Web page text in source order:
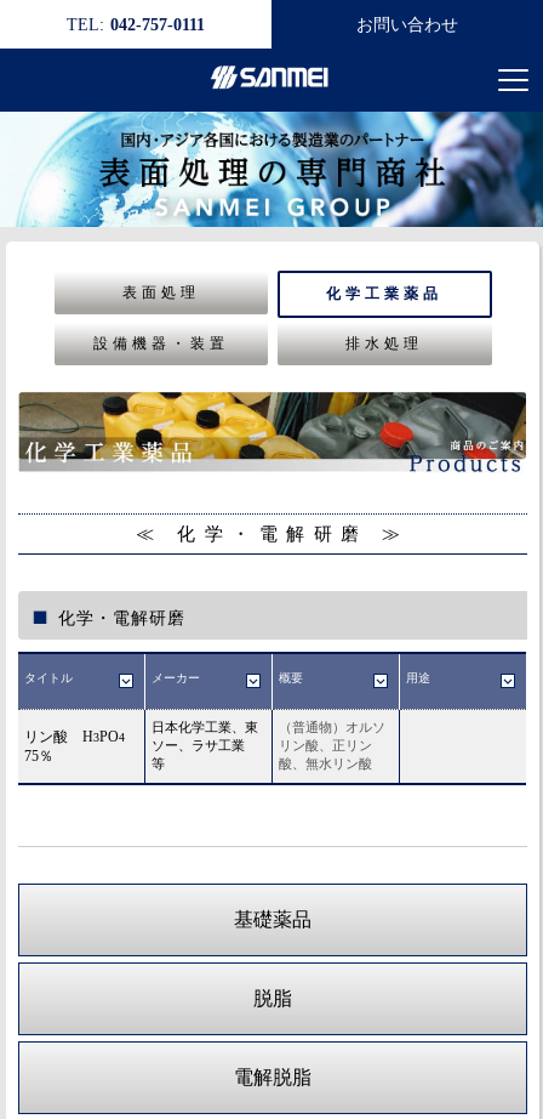
表面処理 化学工業薬品
設備機器・装置 排水処理
≪ 化学・電解研磨 ≫
化学・電解研磨
タイトル メーカー 概要 用途
リン酸 H3PO4
75％
日本化学工業、東
ソー、ラサ工業
等
（普通物）オルソ
リン酸、正リン
酸、無水リン酸
基礎薬品
脱脂
電解脱脂
TEL: 042-757-0111 お問い合わせ